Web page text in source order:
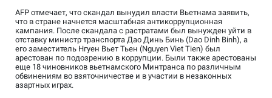
AFP отмечает, что скандал вынудил власти Вьетнама заявить,
что в стране начнется масштабная антикоррупционная
кампания. После скандала с растратами был вынужден уйти в
отставку министр транспорта Дао Динь Бинь (Dao Dinh Binh), а
его заместитель Нгуен Вьет Тьен (Nguyen Viet Tien) был
арестован по подозрению в коррупции. Были также арестованы
еще 18 чиновников вьетнамского Минтранса по различным
обвинениям во взяточничестве и в участии в незаконных
азартных играх.